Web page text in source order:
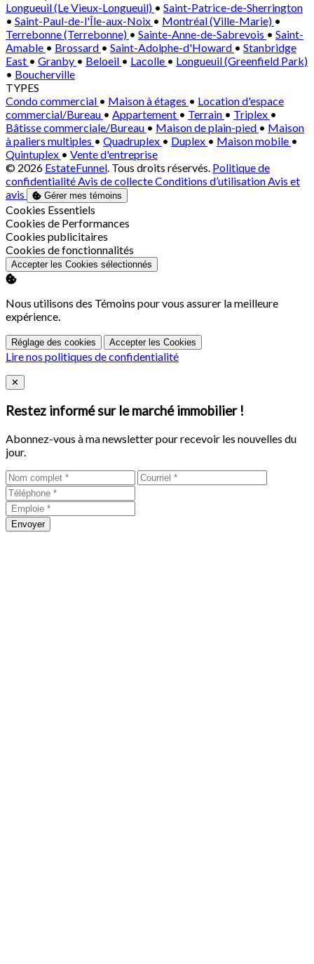
Longueuil (Le Vieux-Longueuil) • Saint-Patrice-de-Sherrington
• Saint-Paul-de-l'Île-aux-Noix • Montréal (Ville-Marie) •
Terrebonne (Terrebonne) • Sainte-Anne-de-Sabrevois • Saint-
Amable • Brossard • Saint-Adolphe-d'Howard • Stanbridge
East • Granby • Beloeil • Lacolle • Longueuil (Greenfield Park)
• Boucherville
TYPES
Condo commercial • Maison à étages • Location d'espace
commercial/Bureau • Appartement • Terrain • Triplex •
Bâtisse commerciale/Bureau • Maison de plain-pied • Maison
à paliers multiples • Quadruplex • Duplex • Maison mobile •
Quintuplex • Vente d'entreprise
© 2026 EstateFunnel. Tous droits réservés. Politique de
confidentialitéAvis de collecteConditions d’utilisationAvis et
avis
Gérer mes témoins
Activer
Cookies Essentiels
Activer
Cookies de Performances
Activer
Cookies publicitaires
Activer
Cookies de fonctionnalités
Accepter les Cookies sélectionnés
Nous utilisons des Témoins pour vous assurer la meilleure
expérience.
Réglage des cookies Accepter les Cookies
Lire nos politiques de confidentialité
Close
✕
Restez informé sur le marché immobilier !
Abonnez-vous à ma newsletter pour recevoir les nouvelles du
jour.
Envoyer